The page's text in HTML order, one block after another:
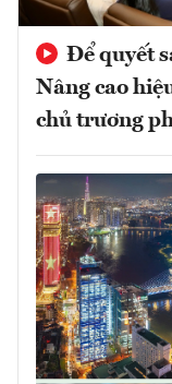
Để quyết
Nâng cao
chủ trương